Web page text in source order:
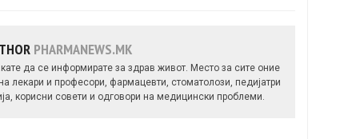
PHARMANEWS.MK
да се информирате за здрав живот. Место за сите оние
лекари и професори, фармацевти, стоматолози, педијатри
корисни совети и одговори на медицински проблеми.